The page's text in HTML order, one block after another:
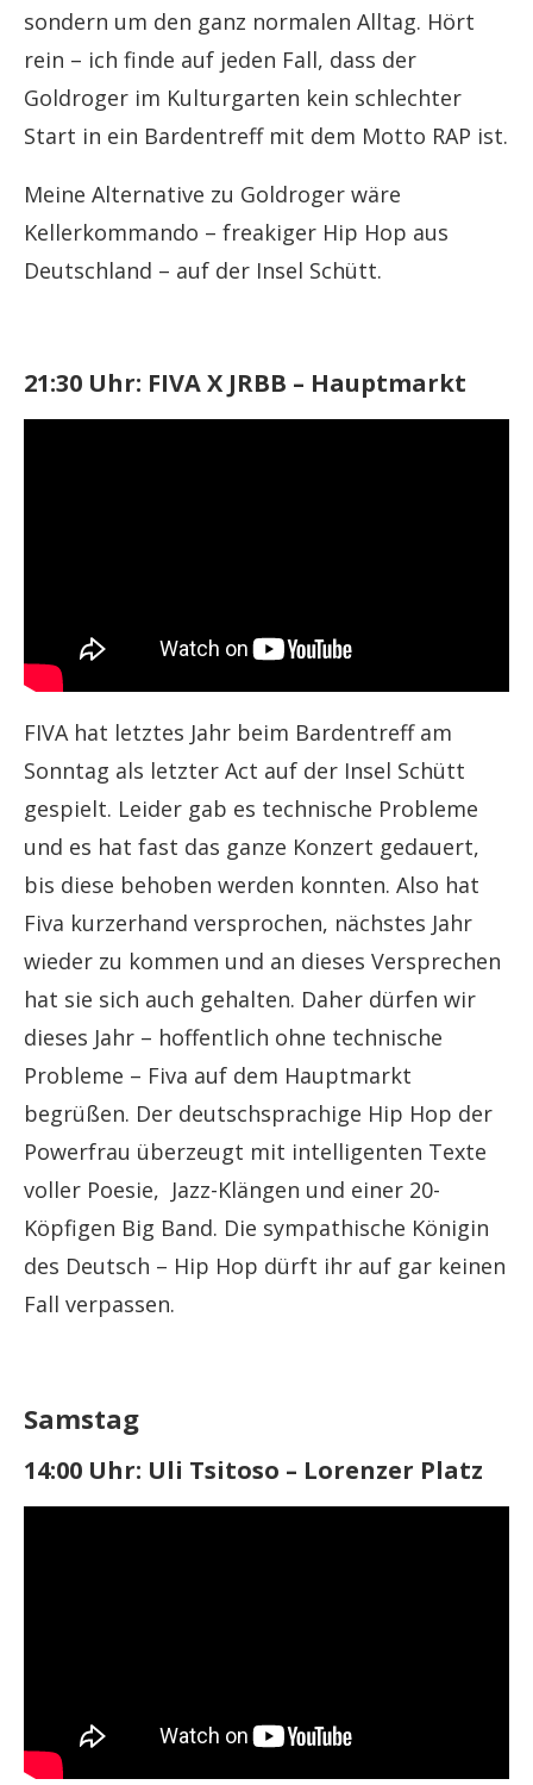
sondern um den ganz normalen Alltag. Hört
rein – ich finde auf jeden Fall, dass der
Goldroger im Kulturgarten kein schlechter
Start in ein Bardentreff mit dem Motto RAP ist.
Meine Alternative zu Goldroger wäre
Kellerkommando – freakiger Hip Hop aus
Deutschland – auf der Insel Schütt.
21:30 Uhr: FIVA X JRBB – Hauptmarkt
FIVA hat letztes Jahr beim Bardentreff am
Sonntag als letzter Act auf der Insel Schütt
gespielt. Leider gab es technische Probleme
und es hat fast das ganze Konzert gedauert,
bis diese behoben werden konnten. Also hat
Fiva kurzerhand versprochen, nächstes Jahr
wieder zu kommen und an dieses Versprechen
hat sie sich auch gehalten. Daher dürfen wir
dieses Jahr – hoffentlich ohne technische
Probleme – Fiva auf dem Hauptmarkt
begrüßen. Der deutschsprachige Hip Hop der
Powerfrau überzeugt mit intelligenten Texte
voller Poesie, Jazz-Klängen und einer 20-
Köpfigen Big Band. Die sympathische Königin
des Deutsch – Hip Hop dürft ihr auf gar keinen
Fall verpassen.
Samstag
14:00 Uhr: Uli Tsitoso – Lorenzer Platz